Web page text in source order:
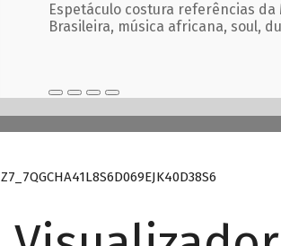
Espetáculo costura referências da
Brasileira, música africana, soul,
Z7_7QGCHA41L8S6D069EJK40D38S6